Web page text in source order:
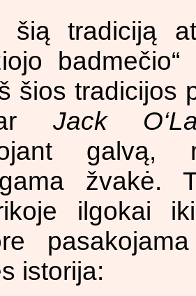
šią tradiciją
šios tradicijos
Jack
galvą,
žvakė.
ilgokai
istorija: